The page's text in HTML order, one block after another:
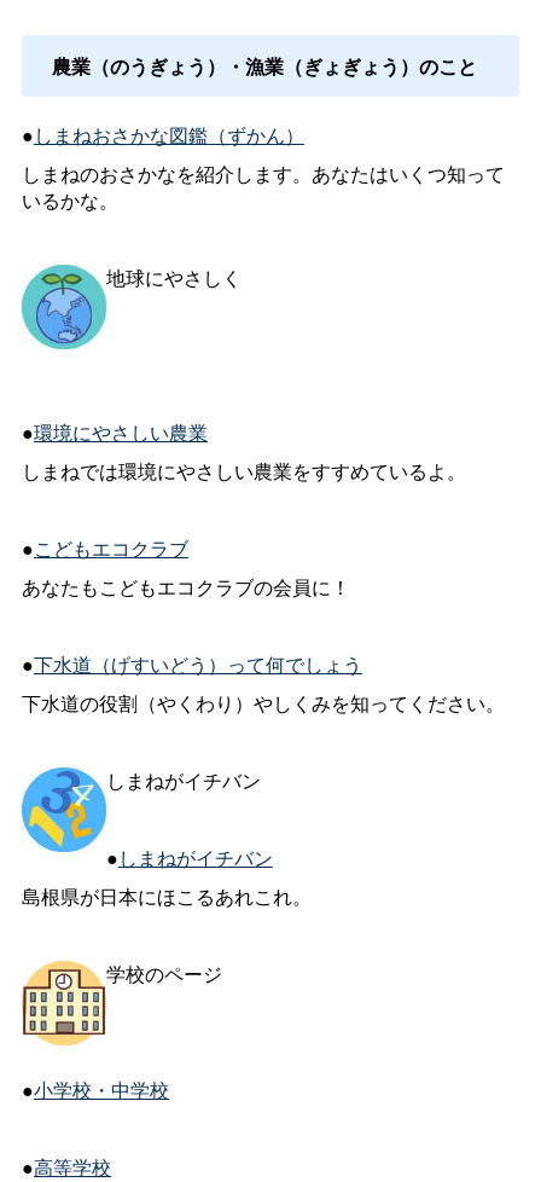
農業（のうぎょう）・漁業（ぎょぎょう）のこと
●しまねおさかな図鑑（ずかん）
しまねのおさかなを紹介します。あなたはいくつ知って
いるかな。
地球にやさしく
●環境にやさしい農業
しまねでは環境にやさしい農業をすすめているよ。
●こどもエコクラブ
あなたもこどもエコクラブの会員に！
●下水道（げすいどう）って何でしょう
下水道の役割（やくわり）やしくみを知ってください。
しまねがイチバン
●しまねがイチバン
島根県が日本にほこるあれこれ。
学校のページ
●小学校・中学校
●高等学校